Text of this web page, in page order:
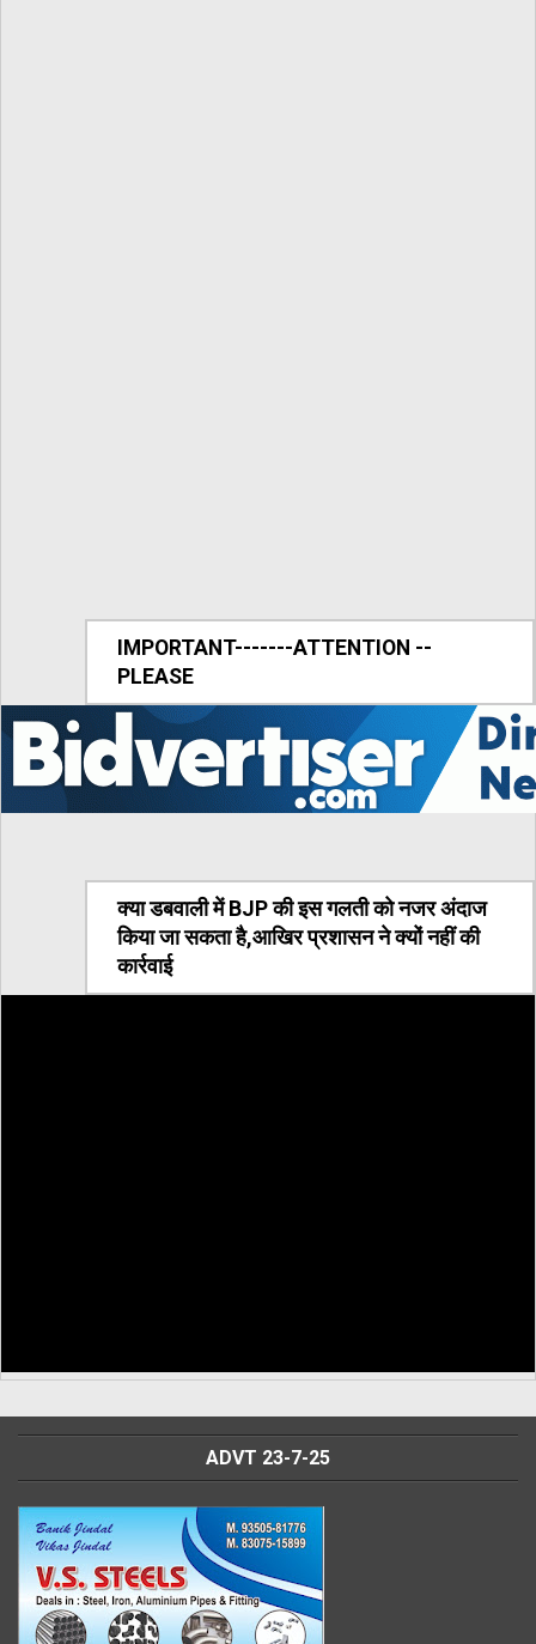
IMPORTANT-------ATTENTION --
PLEASE
क्या डबवाली में BJP की इस गलती को नजर अंदाज
किया जा सकता है,आखिर प्रशासन ने क्यों नहीं की
कार्रवाई
ADVT 23-7-25